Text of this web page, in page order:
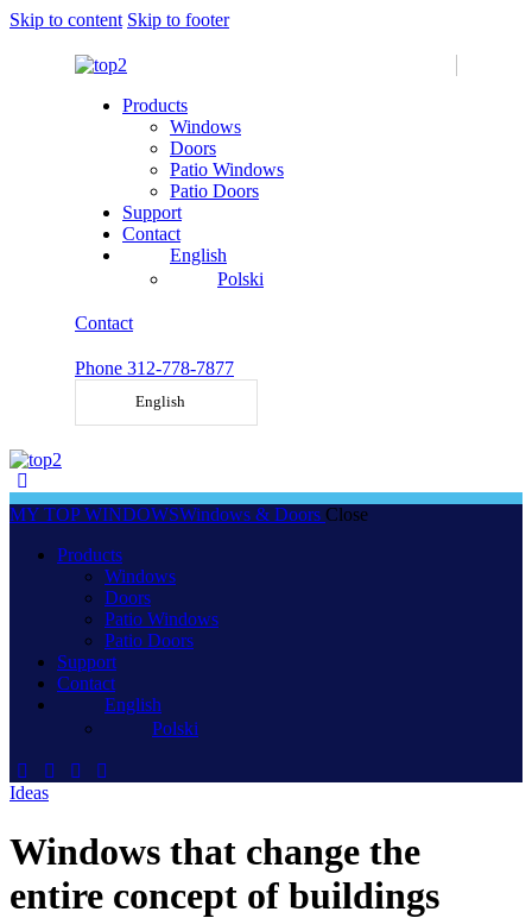
Skip to content Skip to footer
Products
Windows
Doors
Patio Windows
Patio Doors
Support
Contact
English
Polski
Contact
Phone 312-778-7877
English
MY TOP WINDOWSWindows & Doors Close
Products
Windows
Doors
Patio Windows
Patio Doors
Support
Contact
English
Polski
Ideas
Windows that change the
entire concept of buildings